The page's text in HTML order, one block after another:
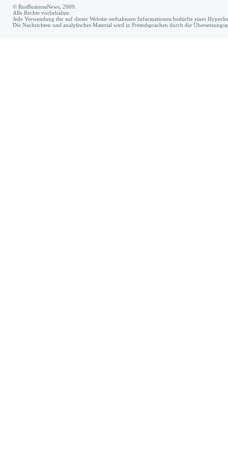
© RusBusinessNews, 2009.
Alle Rechte vorbehalten.
Jede Verwendung der auf dieser Website enthaltenen Informationen bedürfte eines
Die Nachrichten und analytisches Material wird in Fremdsprachen durch die